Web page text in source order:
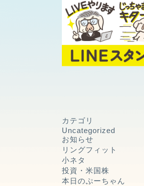
カテゴリ
Uncategorized
お知らせ
リングフィット
小ネタ
投資・米国株
本日のぷーちゃん